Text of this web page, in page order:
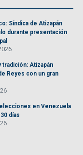
Síndica de Atizapán
durante presentación
tradición: Atizapán
Reyes con un gran
en Venezuela
días